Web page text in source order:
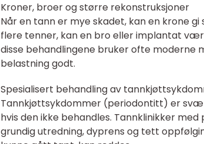
Kroner, broer og større rekonstruksjoner
Når en tann er mye skadet, kan en krone
flere tenner, kan en bro eller implantat
disse behandlingene bruker ofte moderne
belastning godt.
Spesialisert behandling av
Tannkjøttsykdommer (periodontitt) er
hvis den ikke behandles. Tannklinikker
grundig utredning, dyprens og tett